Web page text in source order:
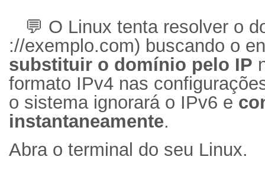
💬 O Linux tenta resolver o
://exemplo.com) buscando o
substituir o domínio pelo IP
formato IPv4 nas
o sistema ignorará o IPv6 e
instantaneamente.
Abra o terminal do seu Linux.